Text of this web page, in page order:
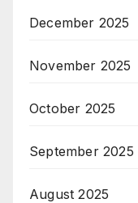
December 2025
November 2025
October 2025
September 2025
August 2025